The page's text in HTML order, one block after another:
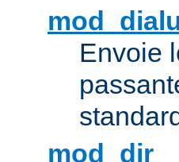
Envoie
mod_dir